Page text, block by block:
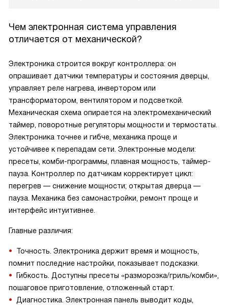
Чем электронная система управления
отличается от механической?
Электроника строится вокруг контроллера: он
опрашивает датчики температуры и состояния дверцы,
управляет реле нагрева, инвертором или
трансформатором, вентилятором и подсветкой.
Механическая схема опирается на электромеханический
таймер, поворотные регуляторы мощности и термостаты.
Электроника точнее и гибче, механика проще и
устойчивее к перепадам сети. Электронные модели:
пресеты, комби-программы, плавная мощность, таймер-
пауза. Контроллер по датчикам корректирует цикл:
перегрев — снижение мощности; открытая дверца —
пауза. Механика без самонастройки, ремонт проще и
интерфейс интуитивнее.
Главные различия:
Точность. Электроника держит время и мощность,
помнит последние настройки, показывает подсказки.
Гибкость. Доступны пресеты «разморозка/гриль/комби»,
пошаговое приготовление, отложенный старт.
Диагностика. Электронная панель выводит коды,